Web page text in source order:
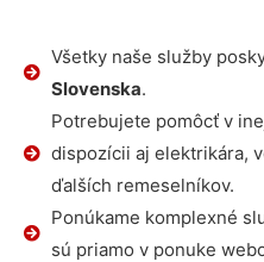
Všetky naše služby
Slovenska.
Potrebujete pomôcť v
dispozícii aj elektrikára,
ďalších remeselníkov.
Ponúkame komplexné
sú priamo v ponuke